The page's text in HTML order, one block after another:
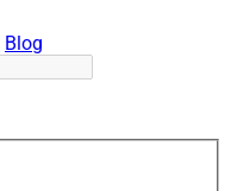
Blog